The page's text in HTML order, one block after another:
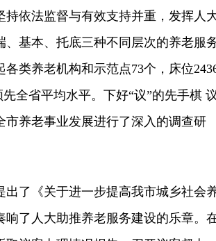
依法监督与有效支持并重，发挥人
基本、托底三种不同层次的养老服
类养老机构和示范点73个，床位
全省平均水平。下好“议”的先手棋 议
市养老事业发展进行了深入的调查研
了《关于进一步提高我市城乡社会
了人大助推养老服务建设的乐章。